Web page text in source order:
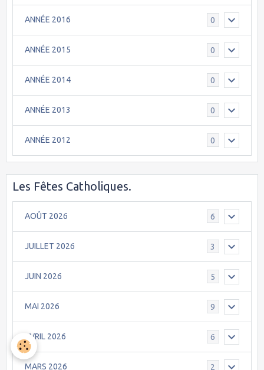
ANNÉE 2016 0
ANNÉE 2015 0
ANNÉE 2014 0
ANNÉE 2013 0
ANNÉE 2012 0
Les Fêtes Catholiques.
AOÛT 2026 6
JUILLET 2026 3
JUIN 2026 5
MAI 2026 9
AVRIL 2026 6
MARS 2026 2